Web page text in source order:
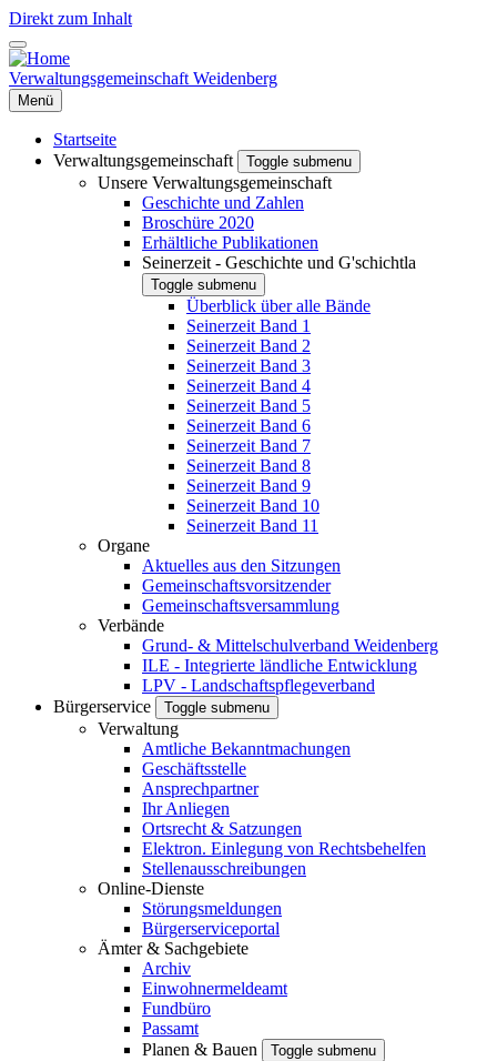
Direkt zum Inhalt
Verwaltungsgemeinschaft Weidenberg
Menü
Startseite
Verwaltungsgemeinschaft
Toggle submenu
Unsere Verwaltungsgemeinschaft
Geschichte und Zahlen
Broschüre 2020
Erhältliche Publikationen
Seinerzeit - Geschichte und G'schichtla
Toggle submenu
Überblick über alle Bände
Seinerzeit Band 1
Seinerzeit Band 2
Seinerzeit Band 3
Seinerzeit Band 4
Seinerzeit Band 5
Seinerzeit Band 6
Seinerzeit Band 7
Seinerzeit Band 8
Seinerzeit Band 9
Seinerzeit Band 10
Seinerzeit Band 11
Organe
Aktuelles aus den Sitzungen
Gemeinschaftsvorsitzender
Gemeinschaftsversammlung
Verbände
Grund- & Mittelschulverband Weidenberg
ILE - Integrierte ländliche Entwicklung
LPV - Landschaftspflegeverband
Bürgerservice
Toggle submenu
Verwaltung
Amtliche Bekanntmachungen
Geschäftsstelle
Ansprechpartner
Ihr Anliegen
Ortsrecht & Satzungen
Elektron. Einlegung von Rechtsbehelfen
Stellenausschreibungen
Online-Dienste
Störungsmeldungen
Bürgerserviceportal
Ämter & Sachgebiete
Archiv
Einwohnermeldeamt
Fundbüro
Passamt
Planen & Bauen
Toggle submenu